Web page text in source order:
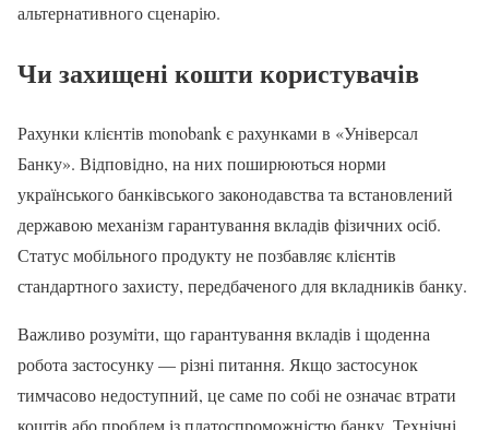
альтернативного сценарію.
Чи захищені кошти користувачів
Рахунки клієнтів monobank є рахунками в «Універсал
Банку». Відповідно, на них поширюються норми
українського банківського законодавства та встановлений
державою механізм гарантування вкладів фізичних осіб.
Статус мобільного продукту не позбавляє клієнтів
стандартного захисту, передбаченого для вкладників банку.
Важливо розуміти, що гарантування вкладів і щоденна
робота застосунку — різні питання. Якщо застосунок
тимчасово недоступний, це саме по собі не означає втрати
коштів або проблем із платоспроможністю банку. Технічні